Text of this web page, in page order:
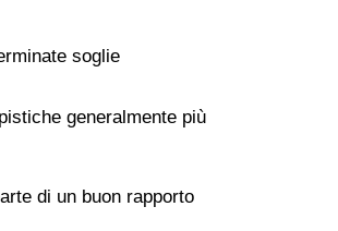
soglie
generalmente più
di un buon rapporto